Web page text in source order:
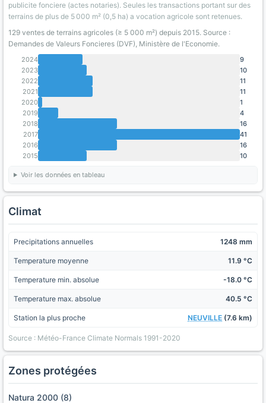
publicite fonciere (actes notaries). Seules les transactions portant sur des
terrains de plus de 5 000 m² (0,5 ha) a vocation agricole sont retenues.
129 ventes de terrains agricoles (≥ 5 000 m²) depuis 2015. Source :
Demandes de Valeurs Foncieres (DVF), Ministère de l'Economie.
2024
9
2023
10
2022
11
2021
11
2020
1
2019
4
2018
16
2017
41
2016
16
2015
10
Voir les données en tableau
Climat
Precipitations annuelles 1248 mm
Temperature moyenne 11.9 °C
Temperature min. absolue -18.0 °C
Temperature max. absolue 40.5 °C
Station la plus proche NEUVILLE (7.6 km)
Source : Météo-France Climate Normals 1991-2020
Zones protégées
Natura 2000 (8)